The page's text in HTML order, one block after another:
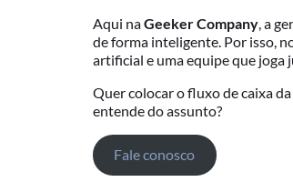
Aqui naGeeker Company , a
de forma inteligente. Por isso,
artificial e uma equipe que joga
Quer colocar o fluxo de caixa
entende do assunto?
Fale conosco